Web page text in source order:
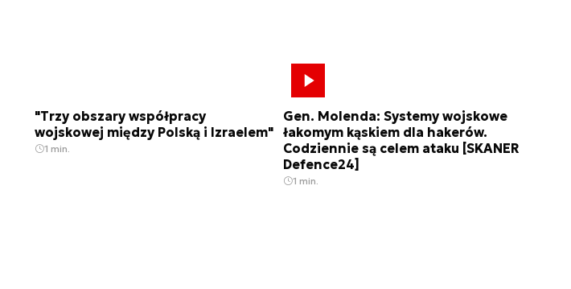
"Trzy obszary współpracy
wojskowej między Polską i Izraelem"
1 min.
Gen. Molenda: Systemy wojskowe
łakomym kąskiem dla hakerów.
Codziennie są celem ataku [SKANER
Defence24]
1 min.